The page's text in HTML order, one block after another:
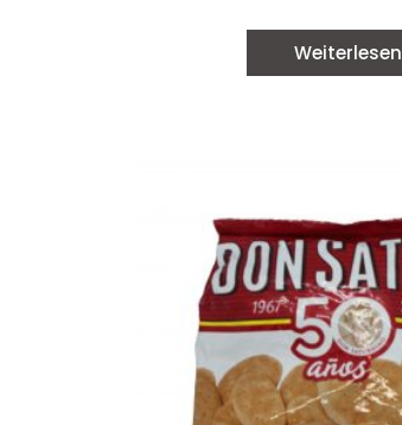
Weiterlesen